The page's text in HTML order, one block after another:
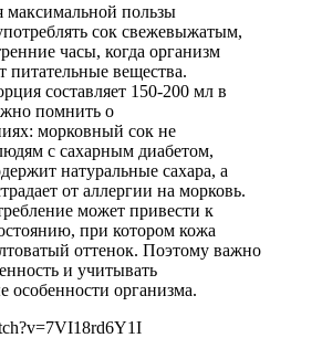
максимальной пользы
сок свежевыжатым,
часы, когда организм
питательные вещества.
составляет 150-200 мл в
помнить о
морковный сок не
с сахарным диабетом,
натуральные сахара, а
от аллергии на морковь.
может привести к
при котором кожа
оттенок. Поэтому важно
и учитывать
особенности организма.